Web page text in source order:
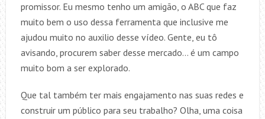
promissor. Eu mesmo tenho um amigão, o ABC que faz
muito bem o uso dessa ferramenta que inclusive me
ajudou muito no auxilio desse vídeo. Gente, eu tô
avisando, procurem saber desse mercado… é um campo
muito bom a ser explorado.
Que tal também ter mais engajamento nas suas redes e
construir um público para seu trabalho? Olha, uma coisa